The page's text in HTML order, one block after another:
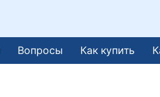
Вопросы Как купить